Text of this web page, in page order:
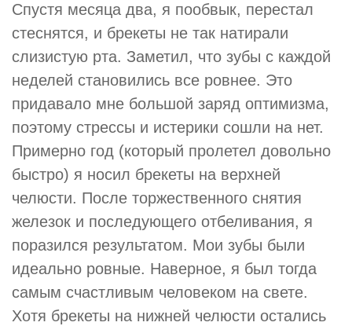
Спустя месяца два, я пообвык, перестал
стеснятся, и брекеты не так натирали
слизистую рта. Заметил, что зубы с каждой
неделей становились все ровнее. Это
придавало мне большой заряд оптимизма,
поэтому стрессы и истерики сошли на нет.
Примерно год (который пролетел довольно
быстро) я носил брекеты на верхней
челюсти. После торжественного снятия
железок и последующего отбеливания, я
поразился результатом. Мои зубы были
идеально ровные. Наверное, я был тогда
самым счастливым человеком на свете.
Хотя брекеты на нижней челюсти остались